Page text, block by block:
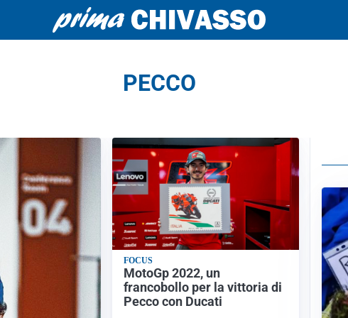
PECCO
FOCUS
MotoGp 2022, un
francobollo per la vittoria di
Pecco con Ducati